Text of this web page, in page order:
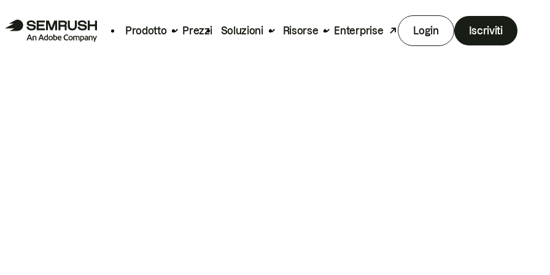
Prodotto Prezzi Soluzioni Risorse Enterprise Login Iscriviti